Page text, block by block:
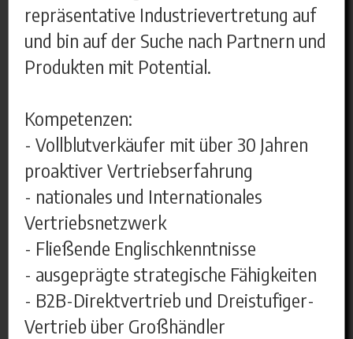
repräsentative Industrievertretung auf
und bin auf der Suche nach Partnern und
Produkten mit Potential.
Kompetenzen:
- Vollblutverkäufer mit über 30 Jahren
proaktiver Vertriebserfahrung
- nationales und Internationales
Vertriebsnetzwerk
- Fließende Englischkenntnisse
- ausgeprägte strategische Fähigkeiten
- B2B-Direktvertrieb und Dreistufiger-
Vertrieb über Großhändler